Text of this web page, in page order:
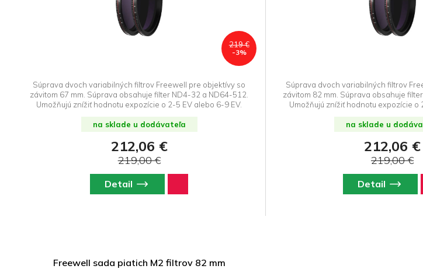
219 €
-3%
Súprava dvoch variabilných filtrov Freewell pre objektívy so
závitom 67 mm. Súprava obsahuje filter ND4-32 a ND64-512.
Umožňujú znížiť hodnotu expozície o 2-5 EV alebo 6-9 EV.
na sklade u dodávateľa
212,06 €
219,00 €
Detail
Súprava dvoch variabilných filtrov
závitom 82 mm. Súprava obsahuje
Umožňujú znížiť hodnotu expozície o
na sklade u
212,06 €
219,00 €
Detail
Freewell sada piatich M2 filtrov 82 mm